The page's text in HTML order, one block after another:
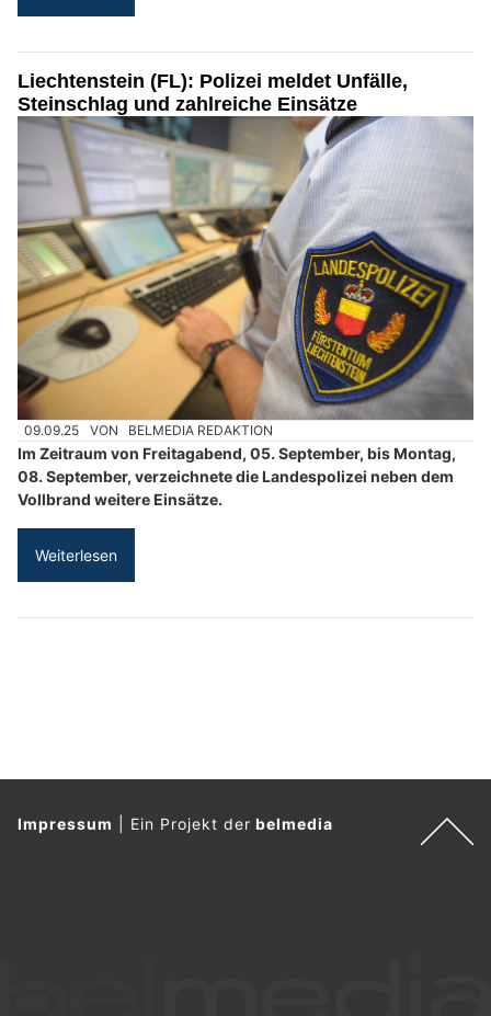
Liechtenstein (FL): Polizei meldet Unfälle,
Steinschlag und zahlreiche Einsätze
09.09.25 VON BELMEDIA REDAKTION
Im Zeitraum von Freitagabend, 05. September, bis Montag,
08. September, verzeichnete die Landespolizei neben dem
Vollbrand weitere Einsätze.
Weiterlesen
Impressum Ein Projekt derbelmedia